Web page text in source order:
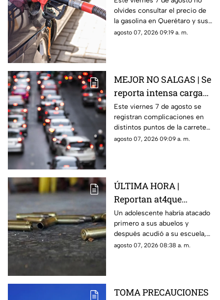
HOY en Querétaro
olvides consultar el precio de
la gasolina en Querétaro y sus
municipios.
agosto 07, 2026 09:19 a. m.
MEJOR NO SALGAS | Se
reporta intensa carga
vehicular HOY en la
autopista México
Querétaro
Este viernes 7 de agosto se
registran complicaciones en
distintos puntos de la carretera
57; toma precauciones y
agosto 07, 2026 09:09 a. m.
ÚLTIMA HORA |
Reportan at4que
arm4do en secundaria;
reportan mu3rtos y
decenas de heridos
(+VIDEO DELICADO)
Un adolescente habría atacado
primero a sus abuelos y
después acudió a su escuela,
donde abrió fuego contra
agosto 07, 2026 08:38 a. m.
TOMA PRECAUCIONES